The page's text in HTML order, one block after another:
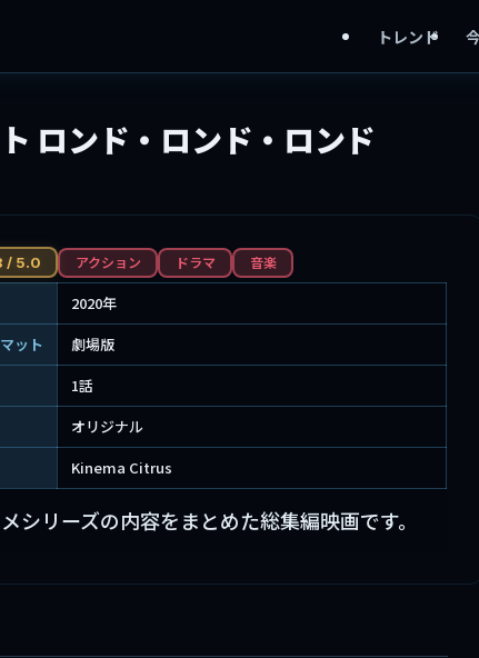
トレンド
ロンド・ロンド・ロンド
/ 5.0 アクション ドラマ 音楽
2020年
ット
劇場版
1話
オリジナル
Kinema Citrus
シリーズの内容をまとめた総集編映画です。